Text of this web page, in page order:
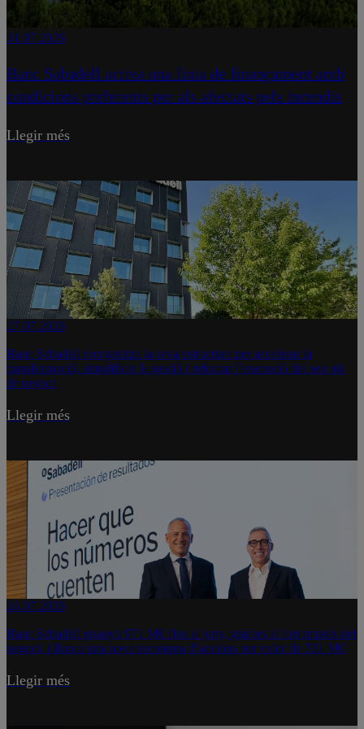
31.07.2026
Banc Sabadell activa una línia de finançament amb
condicions preferents per als afectats pels incendis
Llegir més
27.07.2026
Banc Sabadell reorganitza la seva estructura per accelerar la
transformació, simplificar la gestió i reforçar l’execució del seu pla
de negoci
Llegir més
24.07.2026
Banc Sabadell guanya 971 M€ fins al juny, gràcies al fort impuls del
negoci, i llança una nova recompra d’accions per valor de 331 M€
Llegir més